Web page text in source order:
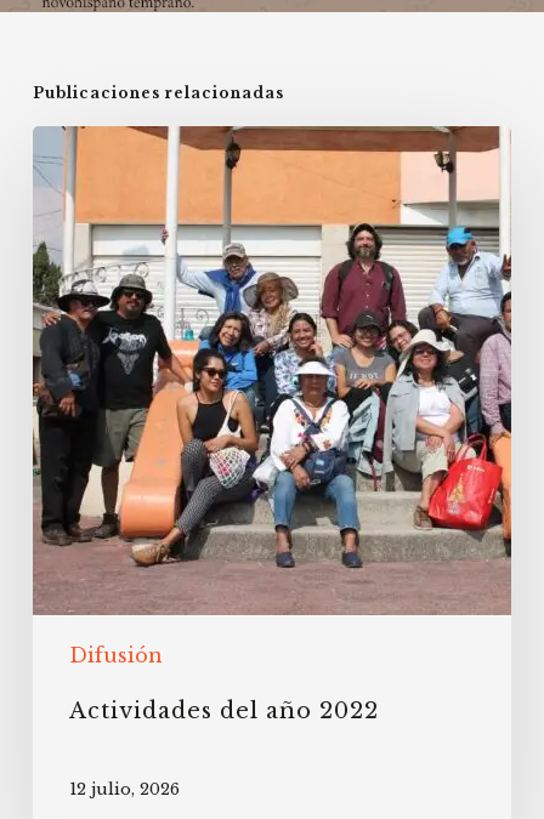
Publicaciones relacionadas
Difusión
Actividades
del
año
2022
Actividades del año 2022
12 julio, 2026